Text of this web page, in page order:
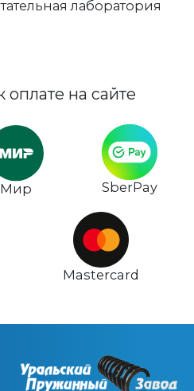
лаборатория
на сайте
Мир SberPay
Mastercard